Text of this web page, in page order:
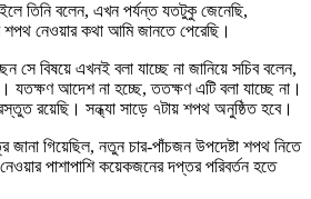
তিনি বলেন, এখন পর্যন্ত যতটুকু জেনেছি,
নেওয়ার কথা আমি জানতে পেরেছি।
সে বিষয়ে এখনই বলা যাচ্ছে না জানিয়ে সচিব বলেন,
যতক্ষণ আদেশ না হচ্ছে, ততক্ষণ এটি বলা যাচ্ছে না।
রয়েছি। সন্ধ্যা সাড়ে ৭টায় শপথ অনুষ্ঠিত হবে।
জানা গিয়েছিল, নতুন চার-পাঁচজন উপদেষ্টা শপথ নিতে
পাশাপাশি কয়েকজনের দপ্তর পরিবর্তন হতে